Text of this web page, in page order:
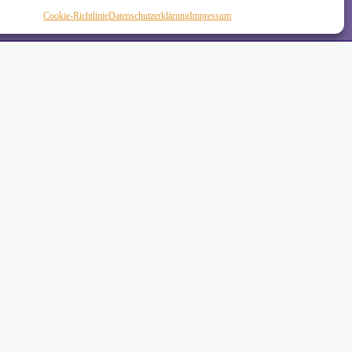
Cookie-RichtlinieDaten­schutz­erklä­rungImpressum